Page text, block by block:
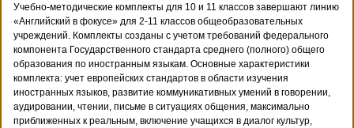
Учебно-методические комплекты для 10 и 11 классов завершают линию
«Английский в фокусе» для 2-11 классов общеобразовательных
учреждений. Комплекты созданы с учетом требований федерального
компонента Государственного стандарта среднего (полного) общего
образования по иностранным языкам. Основные характеристики
комплекта: учет европейских стандартов в области изучения
иностранных языков, развитие коммуникативных умений в говорении,
аудировании, чтении, письме в ситуациях общения, максимально
приближенных к реальным, включение учащихся в диалог культур,